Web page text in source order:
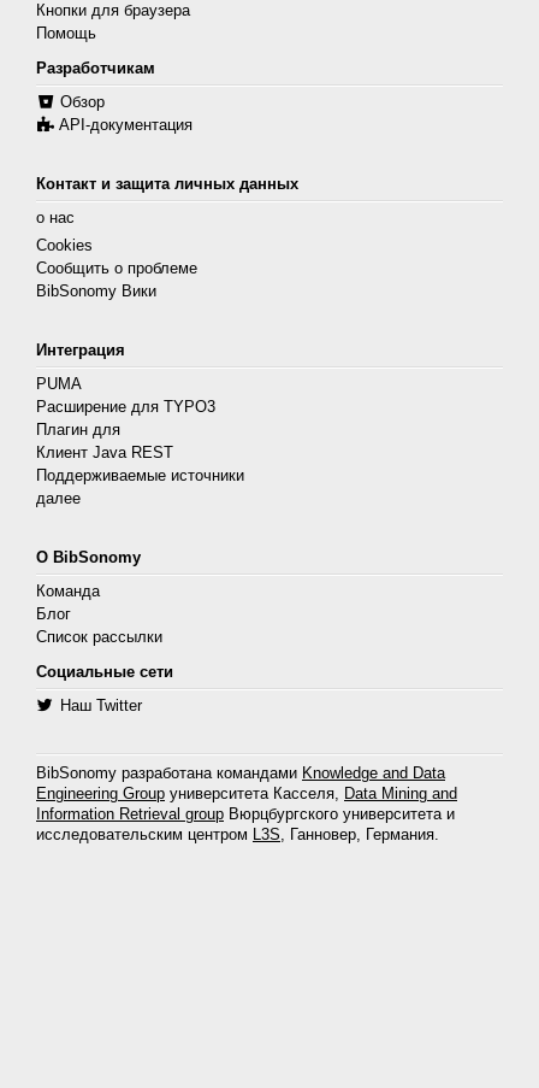
Кнопки для браузера
Помощь
Разработчикам
Обзор
API-документация
Контакт и защита личных данных
о нас
Cookies
Сообщить о проблеме
BibSonomy Вики
Интеграция
PUMA
Расширение для TYPO3
Плагин для
Клиент Java REST
Поддерживаемые источники
далее
О BibSonomy
Команда
Блог
Список рассылки
Социальные сети
Наш Twitter
BibSonomy разработана командами Knowledge and Data
Engineering Group университета Касселя,
Data Mining and
Information Retrieval group Вюрцбургского университета и
исследовательским центром
L3S , Ганновер, Германия.